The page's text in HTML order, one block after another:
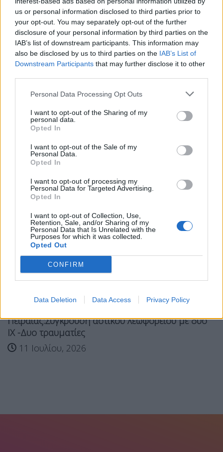
us or personal information disclosed to third parties prior to
your opt-out. You may separately opt-out of the further
disclosure of your personal information by third parties on the
IAB’s list of downstream participants. This information may
also be disclosed by us to third parties on the IAB’s List of
Downstream Participants that may further disclose it to other
Personal Data Processing Opt Outs
I want to opt-out of the Sharing of my
personal data.
Opted In
I want to opt-out of the Sale of my
Personal Data.
Opted In
I want to opt-out of processing my
Personal Data for Targeted Advertising.
Opted In
I want to opt-out of Collection, Use,
Retention, Sale, and/or Sharing of my
Personal Data that Is Unrelated with the
Purposes for which it was collected.
Opted Out
CONFIRM
Data Deletion Data Access Privacy Policy
pic.twitter.com/Kv7FPEdiSW
— Aykırı (@aykiri)June 14, 2026
Facebook Share on X Bluesky
Tags: Τουρκία Τροχαίο
Σχετικά Άρθρα
Πειραιάς:Σύγκρουση αστικού λεωφορείου με δύο
ΙΧ -Δυο τραυματίες
11 Ιουλίου, 2026